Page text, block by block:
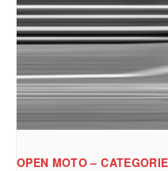
OPEN MOTO –